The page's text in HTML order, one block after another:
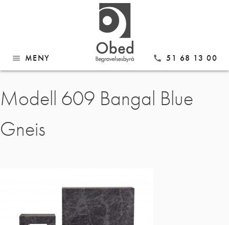
menu MENY call 51 68 13 00
Gå
til
innhold
Modell 609 Bangal Blue
Gneis